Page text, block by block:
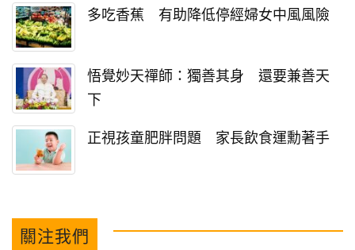
多吃香蕉 有助降低停經婦女中風風險
悟覺妙天禪師：獨善其身 還要兼善天
下
正視孩童肥胖問題 家長飲食運勳著手
關注我們